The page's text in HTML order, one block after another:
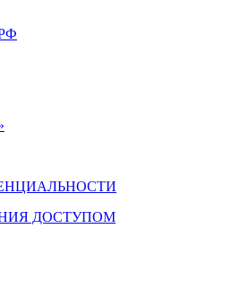
ДОСТУПОМ